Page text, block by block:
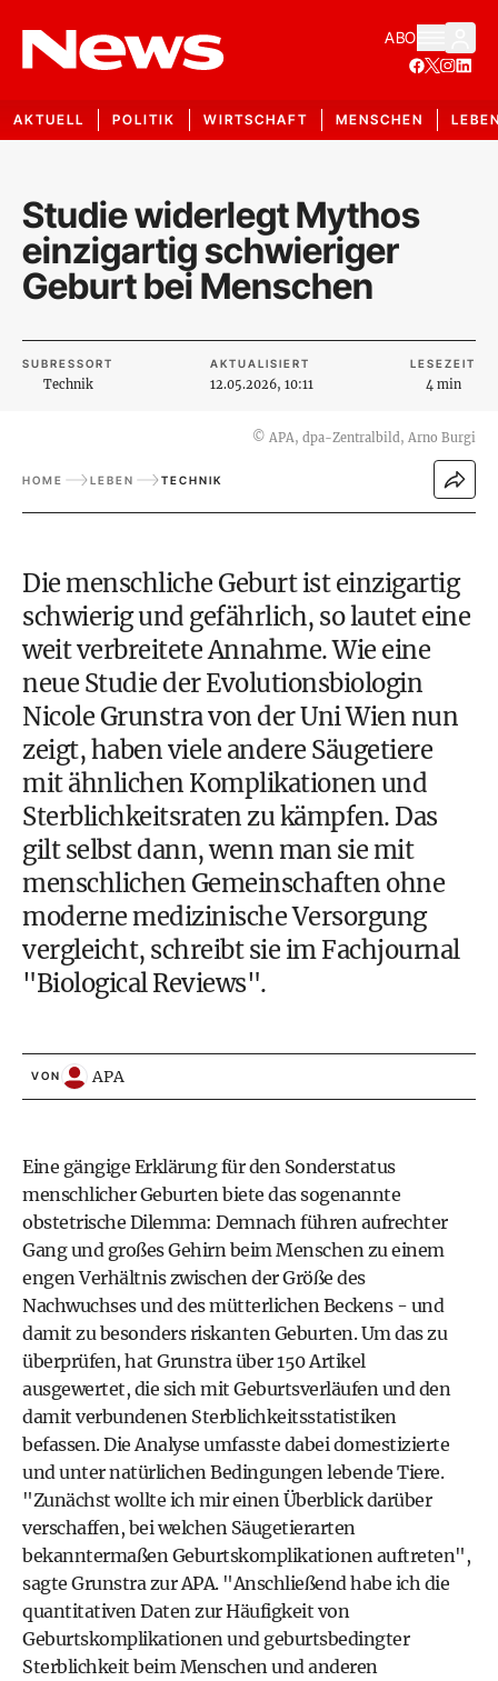
ABO
AKTUELL POLITIK WIRTSCHAFT MENSCHEN
Studie widerlegt Mythos
einzigartig schwieriger
Geburt bei Menschen
SUBRESSORT
Technik
AKTUALISIERT
12.05.2026, 10:11
LESEZEIT
4 min
© APA, dpa-Zentralbild, Arno Burgi
HOME LEBEN TECHNIK
Die menschliche Geburt ist einzigartig
schwierig und gefährlich, so lautet eine
weit verbreitete Annahme. Wie eine
neue Studie der Evolutionsbiologin
Nicole Grunstra von der Uni Wien nun
zeigt, haben viele andere Säugetiere
mit ähnlichen Komplikationen und
Sterblichkeitsraten zu kämpfen. Das
gilt selbst dann, wenn man sie mit
menschlichen Gemeinschaften ohne
moderne medizinische Versorgung
vergleicht, schreibt sie im Fachjournal
"Biological Reviews".
VON APA
Eine gängige Erklärung für den Sonderstatus
menschlicher Geburten biete das sogenannte
obstetrische Dilemma: Demnach führen aufrechter
Gang und großes Gehirn beim Menschen zu einem
engen Verhältnis zwischen der Größe des
Nachwuchses und des mütterlichen Beckens - und
damit zu besonders riskanten Geburten. Um das zu
überprüfen, hat Grunstra über 150 Artikel
ausgewertet, die sich mit Geburtsverläufen und den
damit verbundenen Sterblichkeitsstatistiken
befassen. Die Analyse umfasste dabei domestizierte
und unter natürlichen Bedingungen lebende Tiere.
"Zunächst wollte ich mir einen Überblick darüber
verschaffen, bei welchen Säugetierarten
bekanntermaßen Geburtskomplikationen auftreten",
sagte Grunstra zur APA. "Anschließend habe ich die
quantitativen Daten zur Häufigkeit von
Geburtskomplikationen und geburtsbedingter
Sterblichkeit beim Menschen und anderen